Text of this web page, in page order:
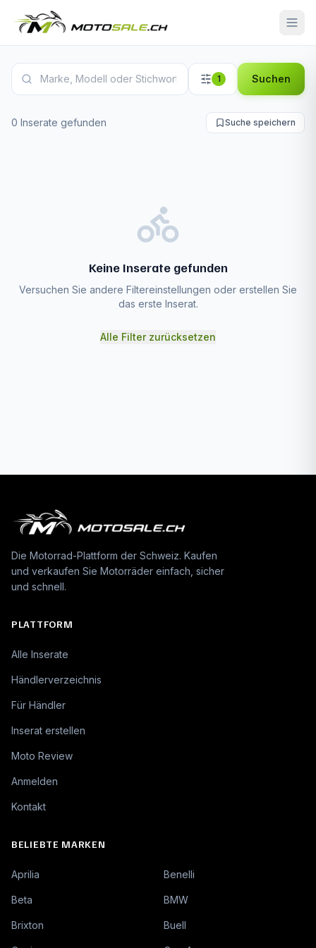
Moto Guzzi Motorrad Inserate
1 Suchen
0 Inserate gefunden Suche speichern
Keine Inserate gefunden
Versuchen Sie andere Filtereinstellungen oder erstellen Sie
das erste Inserat.
Alle Filter zurücksetzen
Die Motorrad-Plattform der Schweiz. Kaufen
und verkaufen Sie Motorräder einfach, sicher
und schnell.
PLATTFORM
Alle Inserate
Händlerverzeichnis
Für Händler
Inserat erstellen
Moto Review
Anmelden
Kontakt
BELIEBTE MARKEN
Aprilia Benelli
Beta BMW
Brixton Buell